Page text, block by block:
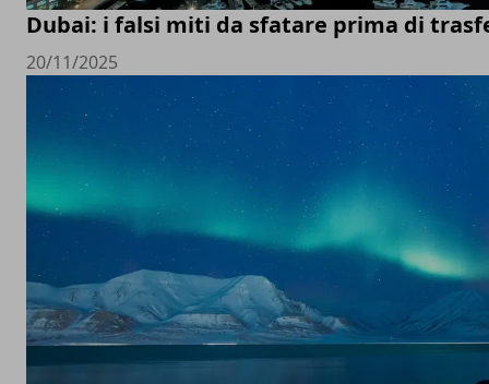
Dubai: i falsi miti da sfatare prima di
20/11/2025